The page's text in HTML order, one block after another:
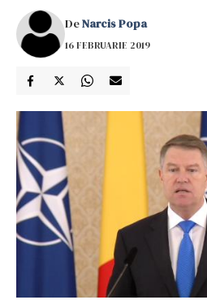
DeNarcis Popa
16 FEBRUARIE 2019